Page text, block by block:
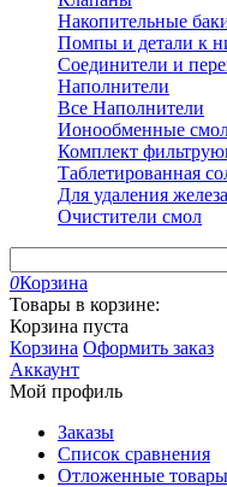
Накопительные
Помпы и детали к
Соединители и
Наполнители
Все Наполнители
Ионообменные
Комплект
Таблетированная
Для удаления железа
Очистители смол
0Корзина
Товары в корзине:
Корзина пуста
Корзина Оформить заказ
Аккаунт
Мой профиль
Заказы
Список сравнения
Отложенные товары